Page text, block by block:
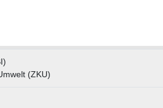
(ZKU)